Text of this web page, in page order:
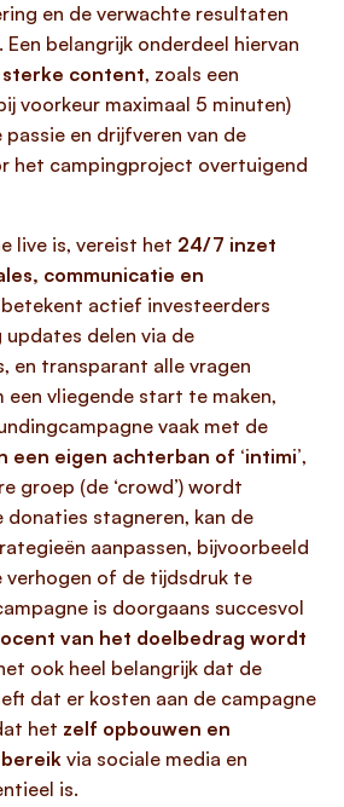
en de verwachte resultaten
belangrijk onderdeel hiervan
content, zoals een
voorkeur maximaal 5 minuten)
en drijfveren van de
het campingproject overtuigend
live is, vereist het 24/7 inzet
communicatie en
actief investeerders
delen via de
en transparant alle vragen
een vliegende start te maken,
vaak met de
een eigen achterban of ‘intimi’,
groep (de ‘crowd’) wordt
donaties stagneren, kan de
aanpassen, bijvoorbeeld
verhogen of de tijdsdruk te
is doorgaans succesvol
van het doelbedrag wordt
ook heel belangrijk dat de
dat er kosten aan de campagne
het zelf opbouwen en
via sociale media en
is.